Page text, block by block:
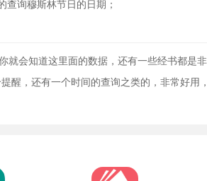
询穆斯林节日的日期；
就会知道这里面的数据，还有一些经书都是
醒，还有一个时间的查询之类的，非常好用